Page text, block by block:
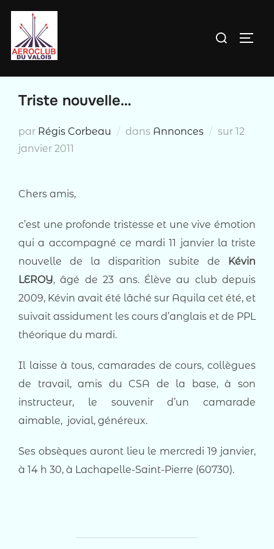
contenu
Rechercher :
Triste nouvelle…
par Régis Corbeau dans Annonces sur Publié
12
janvier 2011
Chers amis,
c’est une profonde tristesse et une vive émotion
qui a accompagné ce mardi 11 janvier la triste
nouvelle de la disparition subite de
Kévin
LEROY, âgé de 23 ans. Élève au club depuis
2009, Kévin avait été lâché sur Aquila cet été, et
suivait assidument les cours d’anglais et de PPL
théorique du mardi.
Il laisse à tous, camarades de cours, collègues
de travail, amis du CSA de la base, à son
instructeur, le souvenir d’un camarade
aimable, jovial, généreux.
Ses obsèques auront lieu le mercredi 19 janvier,
à 14 h 30, à Lachapelle-Saint-Pierre (60730).